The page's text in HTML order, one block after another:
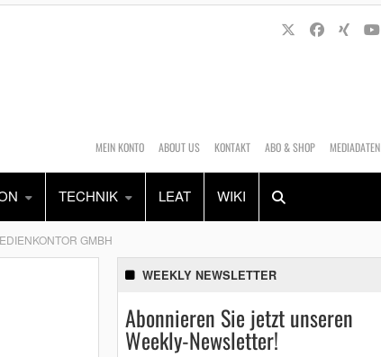
MEIN KONTO ABOUT US KONTAKT ABO & SHOP MEDIADATEN
TECHNIK LEAT WIKI
Alles Shop
GMBH
WEEKLY NEWSLETTER
Abonnieren Sie jetzt unseren
Weekly-Newsletter!